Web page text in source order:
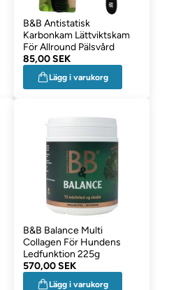
B&B Antistatisk
Karbonkam Lättviktskam
För Allround Pälsvård
85,00 SEK
Lägg i varukorg
B&B Balance Multi
Collagen För Hundens
Ledfunktion 225g
570,00 SEK
Lägg i varukorg